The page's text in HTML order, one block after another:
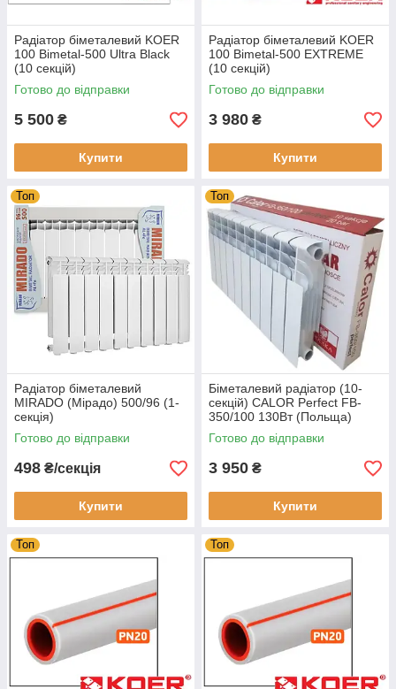
Радіатор біметалевий KOER
100 Bimetal-500 Ultra Black
(10 секцій)
Готово до відправки
5 500 ₴
Купити
Радіатор біметалевий KOER
100 Bimetal-500 EXTREME
(10 секцій)
Готово до відправки
3 980 ₴
Купити
Топ
Радіатор біметалевий
MIRADO (Мірадо) 500/96 (1-
секція)
Готово до відправки
498 ₴/секція
Купити
Топ
Біметалевий радіатор (10-
секцій) CALOR Perfect FB-
350/100 130Вт (Польща)
Готово до відправки
3 950 ₴
Купити
Топ Топ